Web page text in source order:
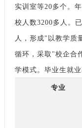
实训室等20多个。
校人数3200多人。
人，形成"以教学质
循环，采取"校企合
学模式。毕业生就业
专业